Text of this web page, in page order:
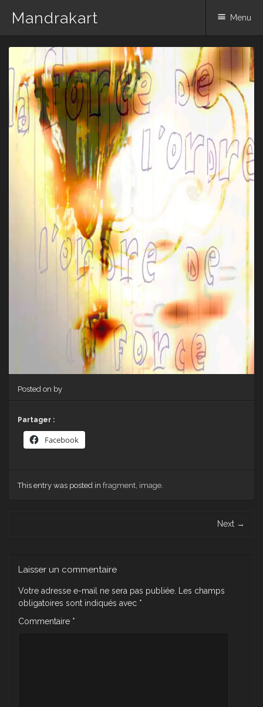
Mandrakart Menu
Skip to content
Posted on by
Partager :
Facebook
This entry was posted in fragment, image.
Next →
Laisser un commentaire
Votre adresse e-mail ne sera pas publiée.
Les champs
obligatoires sont indiqués avec *
Commentaire *